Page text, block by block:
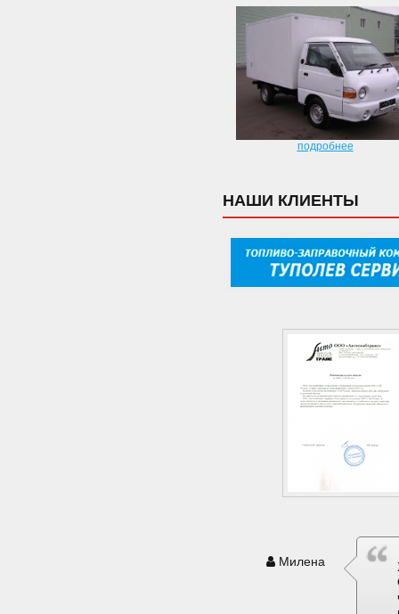
подробнее
НАШИ КЛИЕНТЫ
Милена